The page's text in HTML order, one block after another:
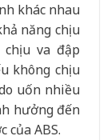
khác nhau
năng chịu
va đập
không chịu
uốn nhiều
hưởng đến
của ABS.